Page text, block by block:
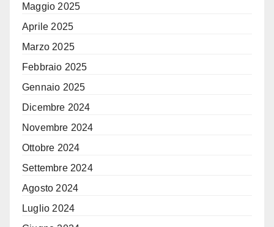
Maggio 2025
Aprile 2025
Marzo 2025
Febbraio 2025
Gennaio 2025
Dicembre 2024
Novembre 2024
Ottobre 2024
Settembre 2024
Agosto 2024
Luglio 2024